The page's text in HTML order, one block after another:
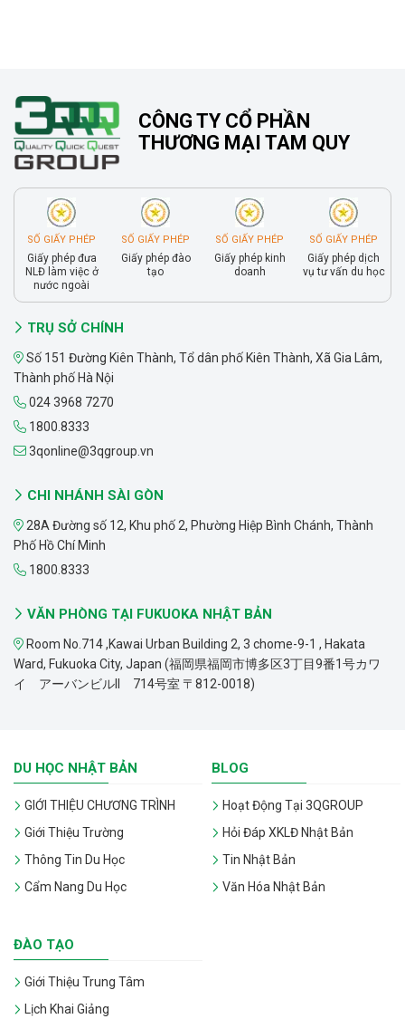
CÔNG TY CỔ PHẦN
THƯƠNG MẠI TAM QUY
SỐ GIẤY PHÉP
Giấy phép đưa
NLĐ làm việc ở
nước ngoài
SỐ GIẤY PHÉP
Giấy phép đào
tạo
SỐ GIẤY PHÉP
Giấy phép kinh
doanh
SỐ GIẤY PHÉP
Giấy phép dịch
vụ tư vấn du học
TRỤ SỞ CHÍNH
Số 151 Đường Kiên Thành, Tổ dân phố Kiên Thành, Xã Gia Lâm,
Thành phố Hà Nội
024 3968 7270
1800.8333
3qonline@3qgroup.vn
CHI NHÁNH SÀI GÒN
28A Đường số 12, Khu phố 2, Phường Hiệp Bình Chánh, Thành
Phố Hồ Chí Minh
1800.8333
VĂN PHÒNG TẠI FUKUOKA NHẬT BẢN
Room No.714 ,Kawai Urban Building 2, 3 chome-9-1 , Hakata
Ward, Fukuoka City, Japan (福岡県福岡市博多区3丁目9番1号カワ
イ アーバンビルII 714号室 〒812-0018)
DU HỌC NHẬT BẢN
GIỚI THIỆU CHƯƠNG TRÌNH
Giới Thiệu Trường
Thông Tin Du Học
Cẩm Nang Du Học
BLOG
Hoạt Động Tại 3QGROUP
Hỏi Đáp XKLĐ Nhật Bản
Tin Nhật Bản
Văn Hóa Nhật Bản
ĐÀO TẠO
Giới Thiệu Trung Tâm
Lịch Khai Giảng